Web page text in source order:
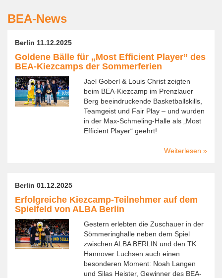
BEA-News
Berlin 11.12.2025
Goldene Bälle für „Most Efficient Player” des
BEA-Kiezcamps der Sommerferien
Jael Goberl & Louis Christ zeigten
beim BEA-Kiezcamp im Prenzlauer
Berg beeindruckende Basketballskills,
Teamgeist und Fair Play – und wurden
in der Max-Schmeling-Halle als „Most
Efficient Player“ geehrt!
Weiterlesen über
Berlin 01.12.2025
Erfolgreiche Kiezcamp-Teilnehmer auf dem
Spielfeld von ALBA Berlin
Gestern erlebten die Zuschauer in der
Sömmeringhalle neben dem Spiel
zwischen ALBA BERLIN und den TK
Hannover Luchsen auch einen
besonderen Moment: Noah Langen
und Silas Heister, Gewinner des BEA-